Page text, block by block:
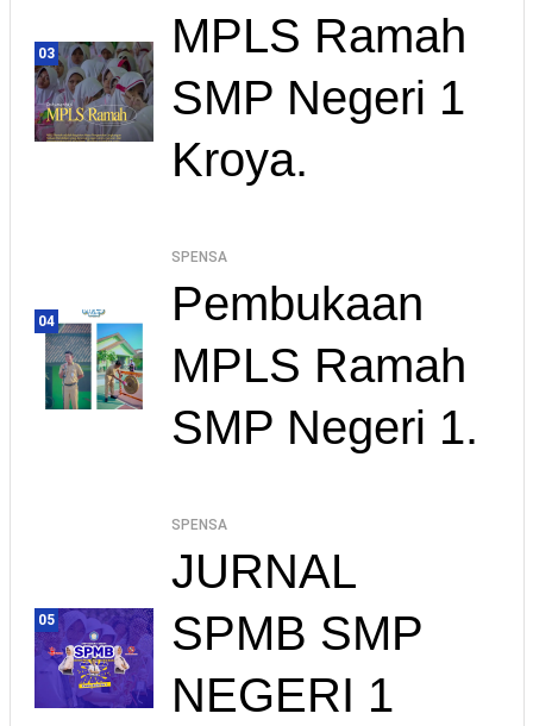
03
MPLS Ramah
SMP Negeri 1
Kroya.
04
SPENSA
Pembukaan
MPLS Ramah
SMP Negeri 1.
05
SPENSA
JURNAL
SPMB SMP
NEGERI 1